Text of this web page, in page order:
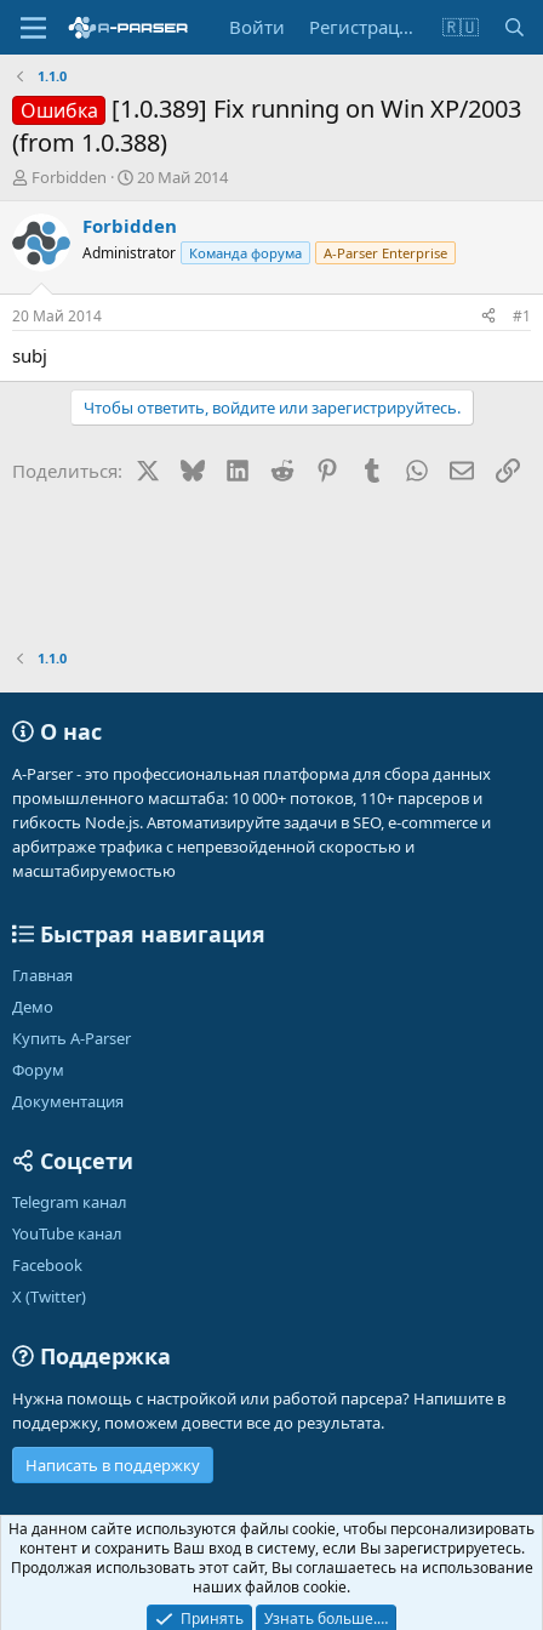
Войти Регистрация 🇷🇺
1.1.0
Ошибка [1.0.389] Fix running on Win XP/2003
(from 1.0.388)
А
т
о
р
т
е
м
ы
Forbidden
Д
т
н
а
20 Май 2014
Forbidden
Administrator Команда форума A-Parser Enterprise
20 Май 2014 #1
subj
Чтобы ответить, войдите или зарегистрируйтесь.
Поделиться: BlueskyLinkedIn
Reddit PinterestTumblr WhatsApp
1.1.0
О нас
A-Parser - это профессиональная платформа для сбора данных
промышленного масштаба: 10 000+ потоков, 110+ парсеров и
гибкость Node.js. Автоматизируйте задачи в SEO, e-commerce и
арбитраже трафика с непревзойденной скоростью и
масштабируемостью
Быстрая навигация
Главная
Демо
Купить A-Parser
Форум
Документация
Соцсети
Telegram канал
YouTube канал
Facebook
X (Twitter)
Поддержка
Нужна помощь с настройкой или работой парсера? Напишите в
поддержку, поможем довести все до результата.
Написать в поддержку
Russian (RU)
Обратная связь
Условия и правила
Политика конфиденциальности
Помощь
Community platform by XenForo ® © 2010-2026 XenForo Ltd.
На данном сайте используются файлы cookie, чтобы персонализировать
контент и сохранить Ваш вход в систему, если Вы зарегистрируетесь.
Продолжая использовать этот сайт, Вы соглашаетесь на использование
наших файлов cookie.
Принять
Узнать больше.…